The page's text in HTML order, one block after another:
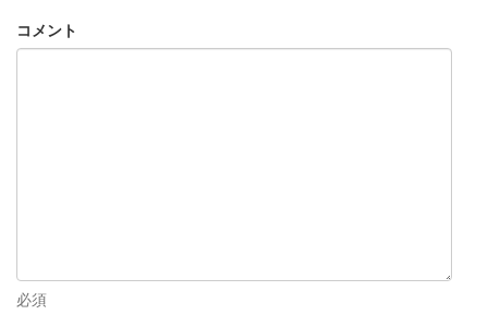
コメント
必須